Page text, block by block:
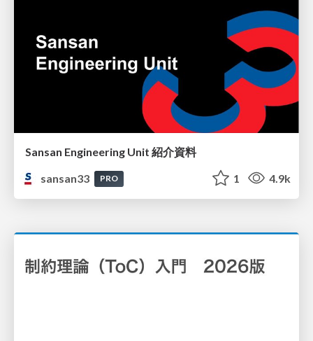
Sansan Engineering Unit 紹介資料
sansan33
PRO 1 4.9k